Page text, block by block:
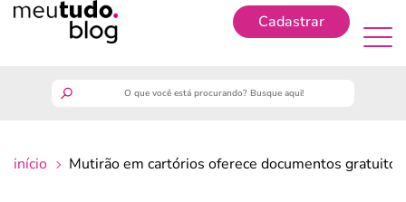
Cadastrar
início Mutirão em cartórios oferece documentos